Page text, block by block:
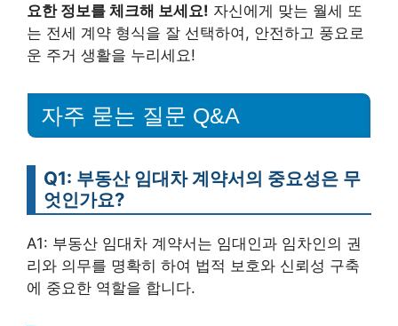
요한 정보를 체크해 보세요! 자신에게 맞는 월세 또
는 전세 계약 형식을 잘 선택하여, 안전하고 풍요로
운 주거 생활을 누리세요!
자주 묻는 질문 Q&A
Q1: 부동산 임대차 계약서의 중요성은 무
엇인가요?
A1: 부동산 임대차 계약서는 임대인과 임차인의 권
리와 의무를 명확히 하여 법적 보호와 신뢰성 구축
에 중요한 역할을 합니다.